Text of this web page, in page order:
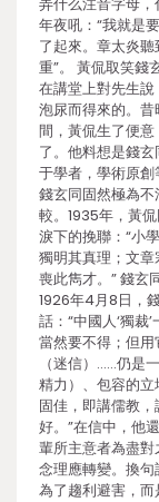
年夜吼：“我就是
了起來。章太炎聽
重”。 黃侃取笑錢
在講堂上對先生
泡尿而得來的。
間，黃侃生了便
了。他料想是錢
于學者，學術原創
錢玄同固然極為
較。1935年，黃
淚下的挽聯：“小
獨明其真理；文
喪此雋才。” 錢玄
1926年4月8日，
話：“中國人‘獨
當然要不得；但
（迷信）……仍是
精力）、包容的
固佳，即講儒教
好。”在信中，他
輩所主意者為盡
念理應轉變。換
為了趨利避害，而